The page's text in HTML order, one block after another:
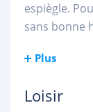
espiègle.
sans bonne
Plus
Loisir